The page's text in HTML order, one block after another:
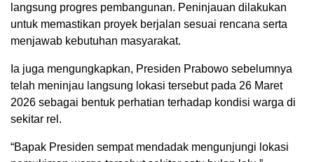
langsung progres pembangunan. Peninjauan dilakukan
untuk memastikan proyek berjalan sesuai rencana serta
menjawab kebutuhan masyarakat.
Ia juga mengungkapkan, Presiden Prabowo sebelumnya
telah meninjau langsung lokasi tersebut pada 26 Maret
2026 sebagai bentuk perhatian terhadap kondisi warga di
sekitar rel.
“Bapak Presiden sempat mendadak mengunjungi lokasi